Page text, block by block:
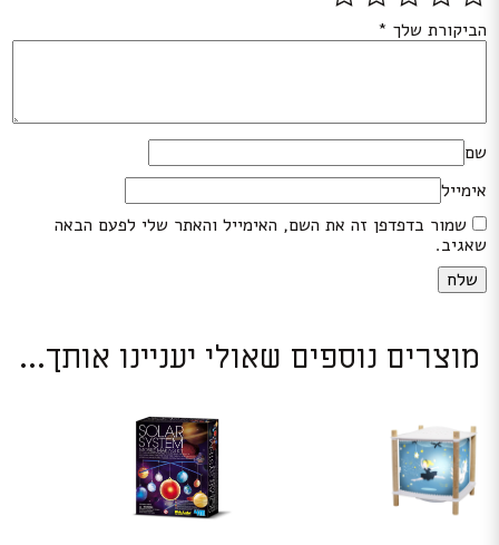
הביקורת שלך *
שם
אימייל
שמור בדפדפן זה את השם, האימייל והאתר שלי לפעם הבאה
שאגיב.
מוצרים נוספים שאולי יעניינו אותך...